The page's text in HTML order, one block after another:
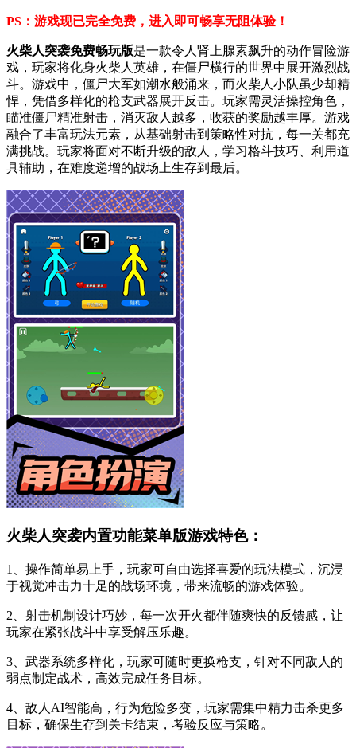
PS：游戏现已完全免费，进入即可畅享无阻体验！
火柴人突袭免费畅玩版是一款令人肾上腺素飙升的动作冒险游
戏，玩家将化身火柴人英雄，在僵尸横行的世界中展开激烈战
斗。游戏中，僵尸大军如潮水般涌来，而火柴人小队虽少却精
悍，凭借多样化的枪支武器展开反击。玩家需灵活操控角色，
瞄准僵尸精准射击，消灭敌人越多，收获的奖励越丰厚。游戏
融合了丰富玩法元素，从基础射击到策略性对抗，每一关都充
满挑战。玩家将面对不断升级的敌人，学习格斗技巧、利用道
具辅助，在难度递增的战场上生存到最后。
火柴人突袭内置功能菜单版游戏特色：
1、操作简单易上手，玩家可自由选择喜爱的玩法模式，沉浸
于视觉冲击力十足的战场环境，带来流畅的游戏体验。
2、射击机制设计巧妙，每一次开火都伴随爽快的反馈感，让
玩家在紧张战斗中享受解压乐趣。
3、武器系统多样化，玩家可随时更换枪支，针对不同敌人的
弱点制定战术，高效完成任务目标。
4、敌人AI智能高，行为危险多变，玩家需集中精力击杀更多
目标，确保生存到关卡结束，考验反应与策略。